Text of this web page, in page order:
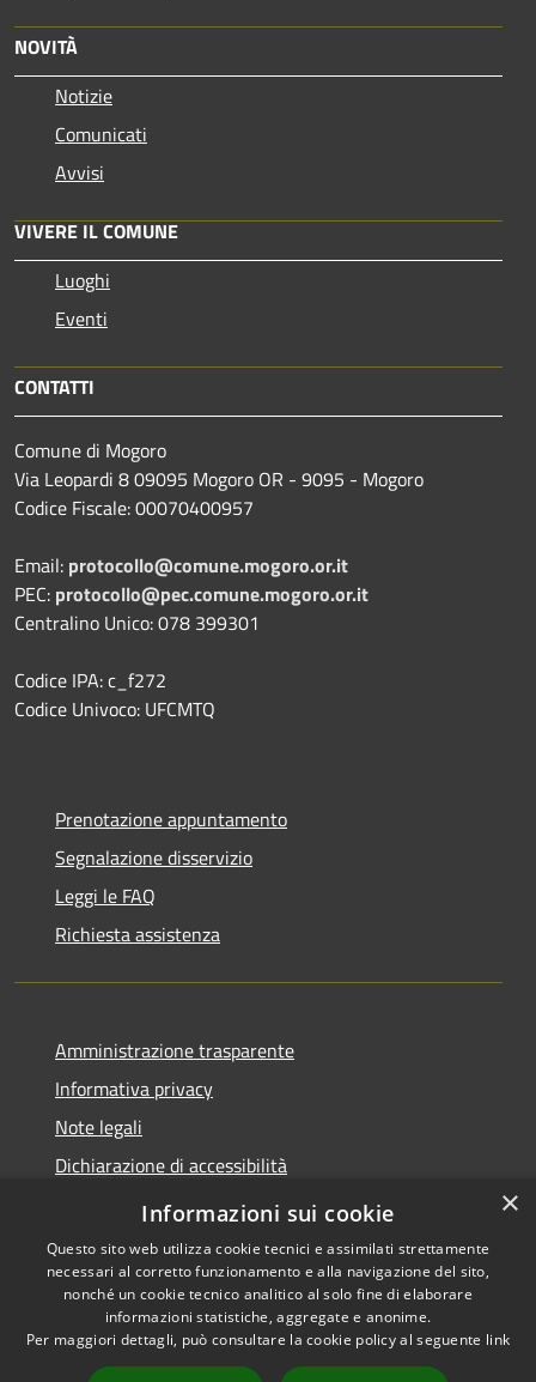
NOVITÀ
Notizie
Comunicati
Avvisi
VIVERE IL COMUNE
Luoghi
Eventi
CONTATTI
Comune di Mogoro
Via Leopardi 8 09095 Mogoro OR - 9095 - Mogoro
Codice Fiscale: 00070400957
Email: protocollo@comune.mogoro.or.it
PEC: protocollo@pec.comune.mogoro.or.it
Centralino Unico: 078 399301
Codice IPA: c_f272
Codice Univoco: UFCMTQ
Prenotazione appuntamento
Segnalazione disservizio
Leggi le FAQ
Richiesta assistenza
Amministrazione trasparente
Informativa privacy
Note legali
Dichiarazione di accessibilità
Obiettivi di accessibilità
Accessibilità
Copyright © 2026 • Comune di
Mogoro • Powered by
×
Informazioni sui cookie
Questo sito web utilizza cookie tecnici e assimilati strettamente
necessari al corretto funzionamento e alla navigazione del sito,
nonché un cookie tecnico analitico al solo fine di elaborare
informazioni statistiche, aggregate e anonime.
Per maggiori dettagli, può consultare la cookie policy al seguente link